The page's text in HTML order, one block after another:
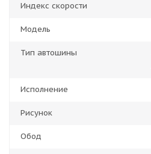
Индекс скорости
Модель
Тип автошины
Исполнение
Рисунок
Обод